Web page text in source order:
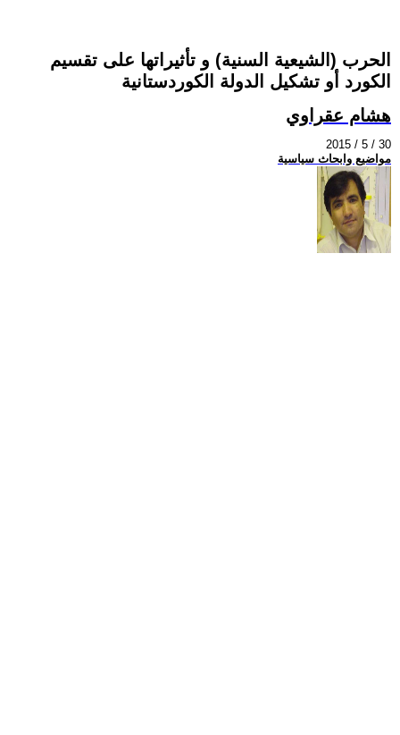
الحرب (الشيعية السنية) و تأثيراتها على تقسيم
الكورد أو تشكيل الدولة الكوردستانية
هشام عقراوي
2015 / 5 / 30
مواضيع وابحاث سياسية